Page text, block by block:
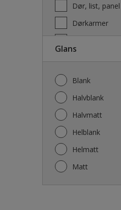
Dør, list, panel
Dørkarmer
Glans
Blank
Halvblank
Halvmatt
Helblank
Helmatt
Matt